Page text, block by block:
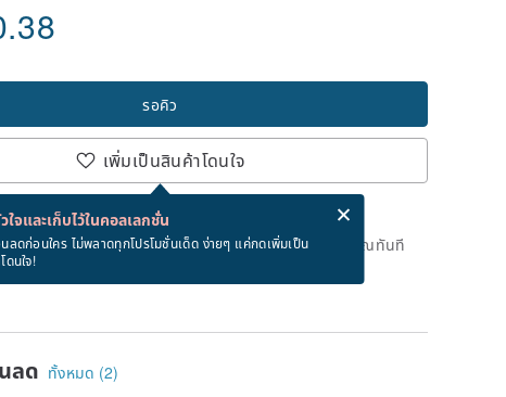
รอคิว
เพิ่มเป็นสินค้าโดนใจ
ใจและเก็บไว้ในคอลเลกชั่น
ลดก่อนใคร ไม่พลาดทุกโปรโมชั่นเด็ด ง่ายๆ แค่กดเพิ่มเป็น
ดนใจ!
ละส่ง eCard ฟรีเมื่อซื้อสินค้า!
แล้ว แต่คุณสามารถกดปุ่ม "รอคิว" และเราจะแจ้งเตือนคุณทันที
าย
ลด ทั้งหมด (2)